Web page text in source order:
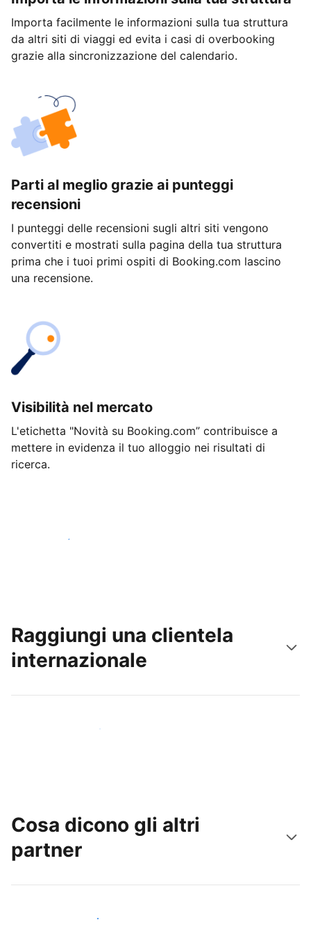
Importa facilmente le informazioni sulla tua struttura
da altri siti di viaggi ed evita i casi di overbooking
grazie alla sincronizzazione del calendario.
Parti al meglio grazie ai punteggi
recensioni
I punteggi delle recensioni sugli altri siti vengono
convertiti e mostrati sulla pagina della tua struttura
prima che i tuoi primi ospiti di Booking.com lascino
una recensione.
Visibilità nel mercato
L'etichetta "Novità su Booking.com” contribuisce a
mettere in evidenza il tuo alloggio nei risultati di
ricerca.
Inizia oggi stesso
Raggiungi una clientela
internazionale
Raggiungi subito nuovi ospiti
Cosa dicono gli altri
partner
Unisciti ad altri host come te